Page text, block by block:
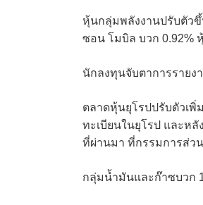
หุ้นกลุ่มพลังงานปรับตัวขึ้
ซอน โมบิล บวก 0.92%
นักลงทุนจับตาการรายง
ตลาดหุ้นยุโรปปรับตัวเ
ทะเบียนในยุโรป และหลั
ที่ผ่านมา ที่กรรมการส่ว
กลุ่มน้ำมันและก๊าซบวก